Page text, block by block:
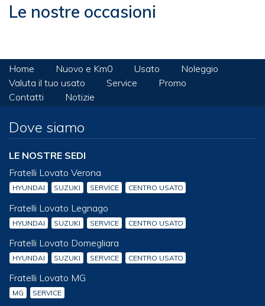
Le nostre occasioni
Home Nuovo e Km0 Usato
Noleggio
Valuta il tuo usato
Service
Promo
Contatti
Notizie
Dove siamo
LE NOSTRE SEDI
Fratelli Lovato Verona
HYUNDAI SUZUKI SERVICE CENTRO USATO
Fratelli Lovato Legnago
HYUNDAI SUZUKI SERVICE CENTRO USATO
Fratelli Lovato Domegliara
HYUNDAI SUZUKI SERVICE CENTRO USATO
Fratelli Lovato MG
MG SERVICE